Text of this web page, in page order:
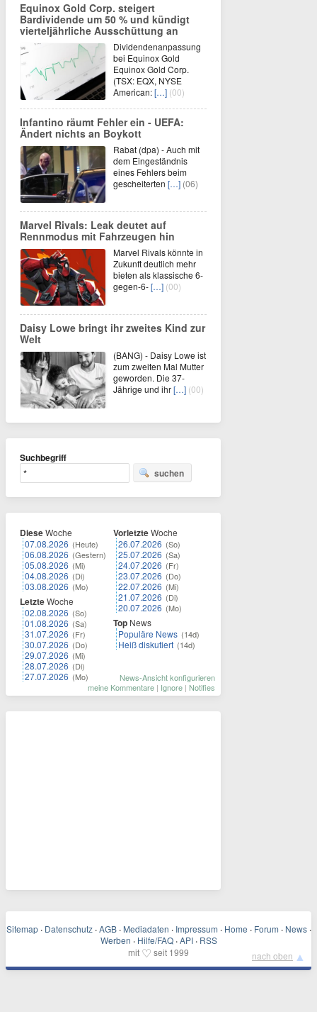
Equinox Gold Corp. steigert
Bardividende um 50 % und kündigt
vierteljährliche Ausschüttung an
Dividendenanpassung
bei Equinox Gold
Equinox Gold Corp.
(TSX: EQX, NYSE
American:[…] (00)
Infantino räumt Fehler ein - UEFA:
Ändert nichts an Boykott
Rabat (dpa) - Auch mit
dem Eingeständnis
eines Fehlers beim
gescheiterten […] (06)
Marvel Rivals: Leak deutet auf
Rennmodus mit Fahrzeugen hin
Marvel Rivals könnte in
Zukunft deutlich mehr
bieten als klassische 6-
gegen-6-[…] (00)
Daisy Lowe bringt ihr zweites Kind zur
Welt
(BANG) - Daisy Lowe ist
zum zweiten Mal Mutter
geworden. Die 37-
Jährige und ihr[…] (00)
Suchbegriff
suchen
DieseWoche
07.08.2026 (Heute)
06.08.2026 (Gestern)
05.08.2026 (Mi)
04.08.2026 (Di)
03.08.2026 (Mo)
LetzteWoche
02.08.2026 (So)
01.08.2026 (Sa)
31.07.2026 (Fr)
30.07.2026 (Do)
29.07.2026 (Mi)
28.07.2026 (Di)
27.07.2026 (Mo)
VorletzteWoche
26.07.2026 (So)
25.07.2026 (Sa)
24.07.2026 (Fr)
23.07.2026 (Do)
22.07.2026 (Mi)
21.07.2026 (Di)
20.07.2026 (Mo)
Top News
Populäre News (14d)
Heiß diskutiert (14d)
News-Ansicht konfigurieren
meine Kommentare | Ignore | Notifies
Sitemap · Datenschutz · AGB · Mediadaten · Impressum · Home · Forum · News ·
Werben · Hilfe/FAQ · API · RSS
mit ♡ seit 1999 nach oben ▲